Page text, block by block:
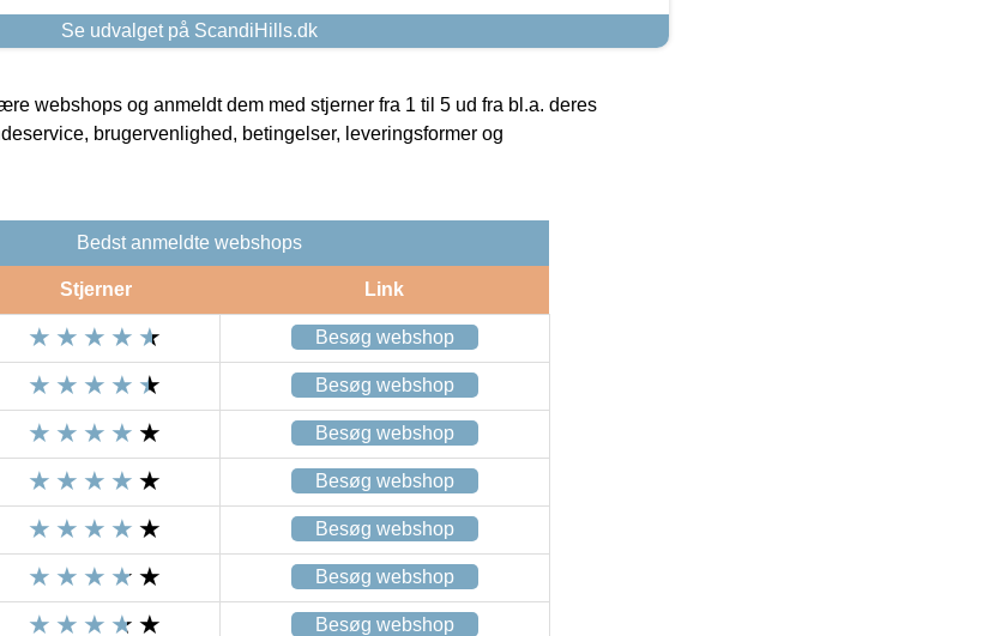
Se udvalget på ScandiHills.dk
webshops og anmeldt dem med stjerner fra 1 til 5 ud fra bl.a. deres
brugervenlighed, betingelser, leveringsformer og
Bedst anmeldte webshops
Stjerner Link
Besøg webshop
Besøg webshop
Besøg webshop
Besøg webshop
Besøg webshop
Besøg webshop
Besøg webshop